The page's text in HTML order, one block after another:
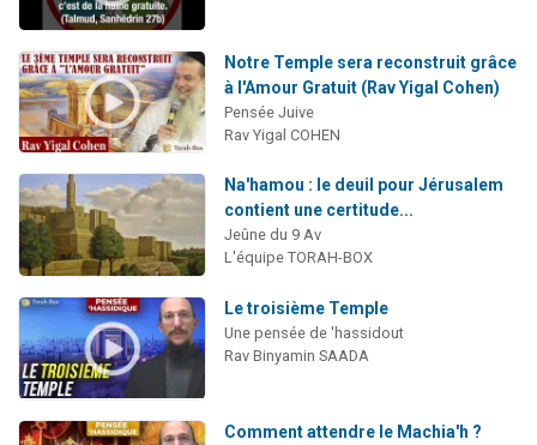
Notre Temple sera reconstruit grâce
à l'Amour Gratuit (Rav Yigal Cohen)
Pensée Juive
Rav Yigal COHEN
Na'hamou : le deuil pour Jérusalem
contient une certitude...
Jeûne du 9 Av
L'équipe TORAH-BOX
Le troisième Temple
Une pensée de 'hassidout
Rav Binyamin SAADA
Comment attendre le Machia'h ?